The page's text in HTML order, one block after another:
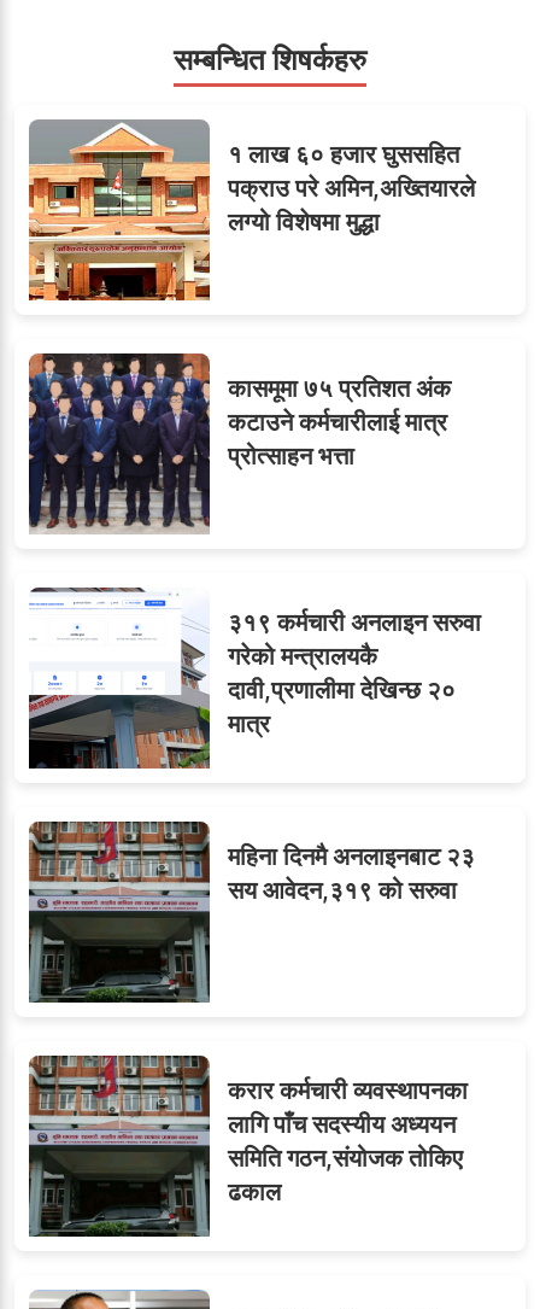
६ सहसचिवमा प्रथम भएका
विजयकुमार शर्माको लोकसेवा
टिप्स
७
८जुनियरलाई दोहोरो जिम्मेवारी,
मन्त्रालयभित्र असन्तुष्टि
९ ओएनएमका नाममा अत्याचार :
सब–इन्जिनियरहरुको गम्भीर
ध्यानाकर्षण
सम्बन्धित शिषर्कहरु
१ लाख ६० हजार घुससहित
पक्राउ परे अमिन,अख्तियारले
लग्यो विशेषमा मुद्धा
कासमूमा ७५ प्रतिशत अंक
कटाउने कर्मचारीलाई मात्र
प्रोत्साहन भत्ता
३१९ कर्मचारी अनलाइन सरुवा
गरेको मन्त्रालयकै
दावी,प्रणालीमा देखिन्छ २०
मात्र
महिना दिनमै अनलाइनबाट २३
सय आवेदन,३१९ को सरुवा
करार कर्मचारी व्यवस्थापनका
लागि पाँच सदस्यीय अध्ययन
समिति गठन,संयोजक तोकिए
ढकाल